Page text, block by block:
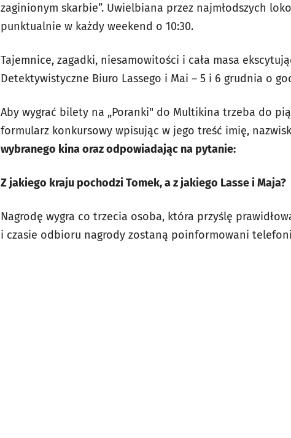
zaginionym skarbie”. Uwielbiana przez najmłodszych
punktualnie w każdy weekend o 10:30.
Tajemnice, zagadki, niesamowitości i cała masa
Detektywistyczne Biuro Lassego i Mai – 5 i 6 grudnia o
Aby wygrać bilety na „Poranki" do Multikina trzeba do
formularz konkursowy wpisując w jego treść imię,
wybranego kina oraz odpowiadając na pytanie:
Z jakiego kraju pochodzi Tomek, a z jakiego Lasse i Maja?
Nagrodę wygra co trzecia osoba, która przyślę
i czasie odbioru nagrody zostaną poinformowani